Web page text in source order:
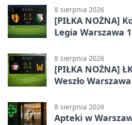
lidze
8 sierpnia 2026
[PIŁKA NOŻNA]
Legia Warszawa
zwycięstwo z rąk
8 sierpnia 2026
[PIŁKA NOŻNA]
Weszło
w Betclic 3. Lidze
8 sierpnia 2026
Apteki w